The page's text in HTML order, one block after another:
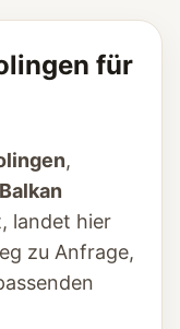
für
,
Balkan
landet hier
zu Anfrage,